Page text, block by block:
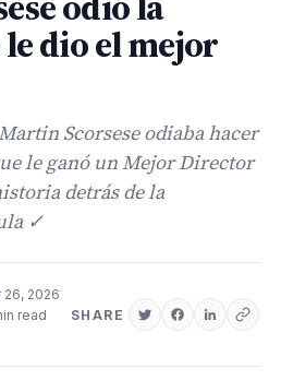
dio el mejor
Scorsese odiaba hacer
le ganó un Mejor Director
detrás de la
✓
26, 2026
read
SHARE